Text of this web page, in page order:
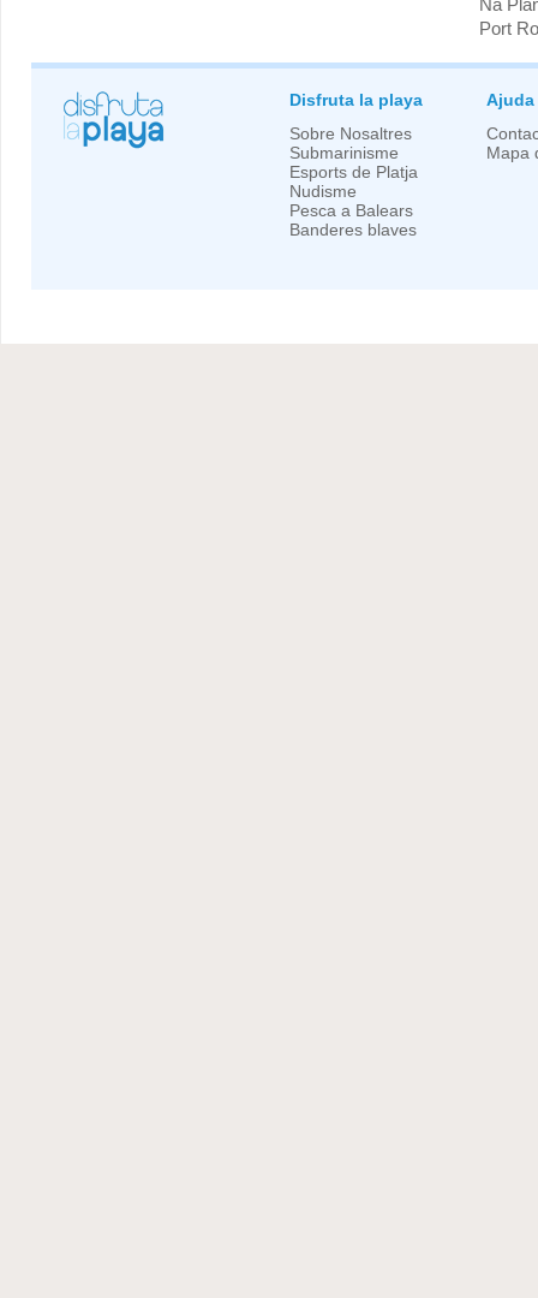
Na
Port
Disfruta la playa
Sobre Nosaltres
Submarinisme
Esports de Platja
Nudisme
Pesca a Balears
Banderes blaves
Ajuda
Mapa